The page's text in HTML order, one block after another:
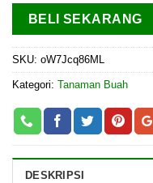
5
berdasarkan
penilaian
pelanggan
BELI SEKARANG
SKU: oW7Jcq86ML
Kategori: Tanaman Buah
DESKRIPSI